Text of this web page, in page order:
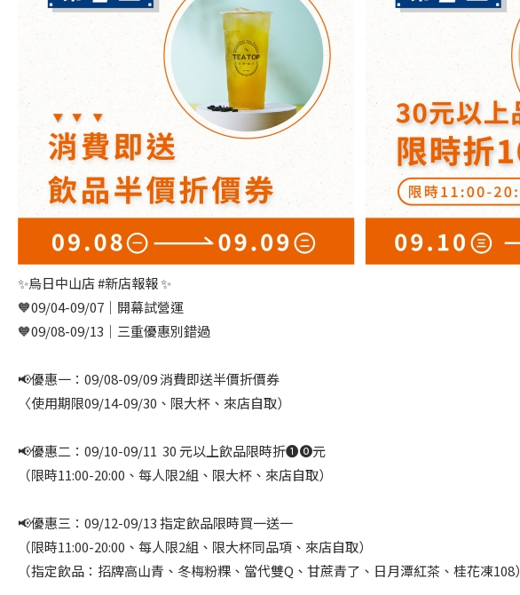
✨烏日中山店 #新店報報 ✨
🧡09/04-09/07｜開幕試營運
🧡09/08-09/13｜三重優惠別錯過
📢優惠一：09/08-09/09 消費即送半價折價券
〈使用期限09/14-09/30、限大杯、來店自取）
📢優惠二：09/10-09/11 30 元以上飲品限時折❶⓿元
（限時11:00-20:00、每人限2組、限大杯、來店自取）
📢優惠三：09/12-09/13 指定飲品限時買一送一
（限時11:00-20:00、每人限2組、限大杯同品項、來店自取）
（指定飲品：招牌高山青、冬梅粉粿、當代雙Q、甘蔗青了、日月潭紅茶、桂花凍108）